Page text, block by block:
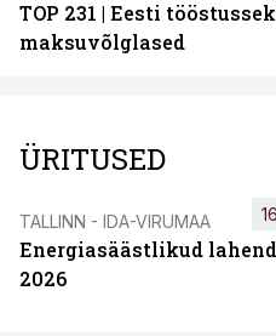
TOP 231 | Eesti
maksuvõlglased
ÜRITUSED
TALLINN - IDA-VIRUMAA
Energiasäästlikud
2026